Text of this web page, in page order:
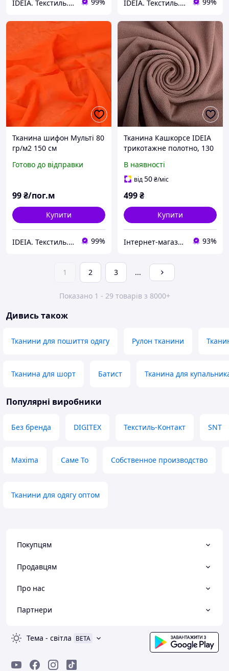
IDEIA. Текстиль. Шеврони. IDEIA. Текстиль. Шеврони.
Тканина шифон Мульті 80
гр/м2 150 см
повітряна для суконь,
Готово до відправки
99₴/пог.м
Купити
IDEIA. Текстиль. Шеврони. 99%
Тканина Кашкорсе IDEIA
трикотажне полотно, 130
рубчик, для манжетів,
горловин, низ світшотів,
В наявності
від50₴/міс
499₴
Купити
Інтернет-магазин "Kid Toys" 93%
1 2 3 ...
Показано 1 - 29 товарів з 8000+
Дивись також
Тканини для пошиття одягу Рулон тканини
Тканина для шорт Батист Тканина для
Популярні виробники
Без бренда DIGITEX Текстиль-Контакт SNT
Maxima Саме То Собственное производство
Тканини для одягу оптом
Покупцям
Продавцям
Про нас
Партнери
Тема - світла BETA